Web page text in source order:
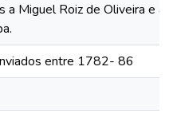
a Miguel Roiz de Oliveira e
entre 1782- 86